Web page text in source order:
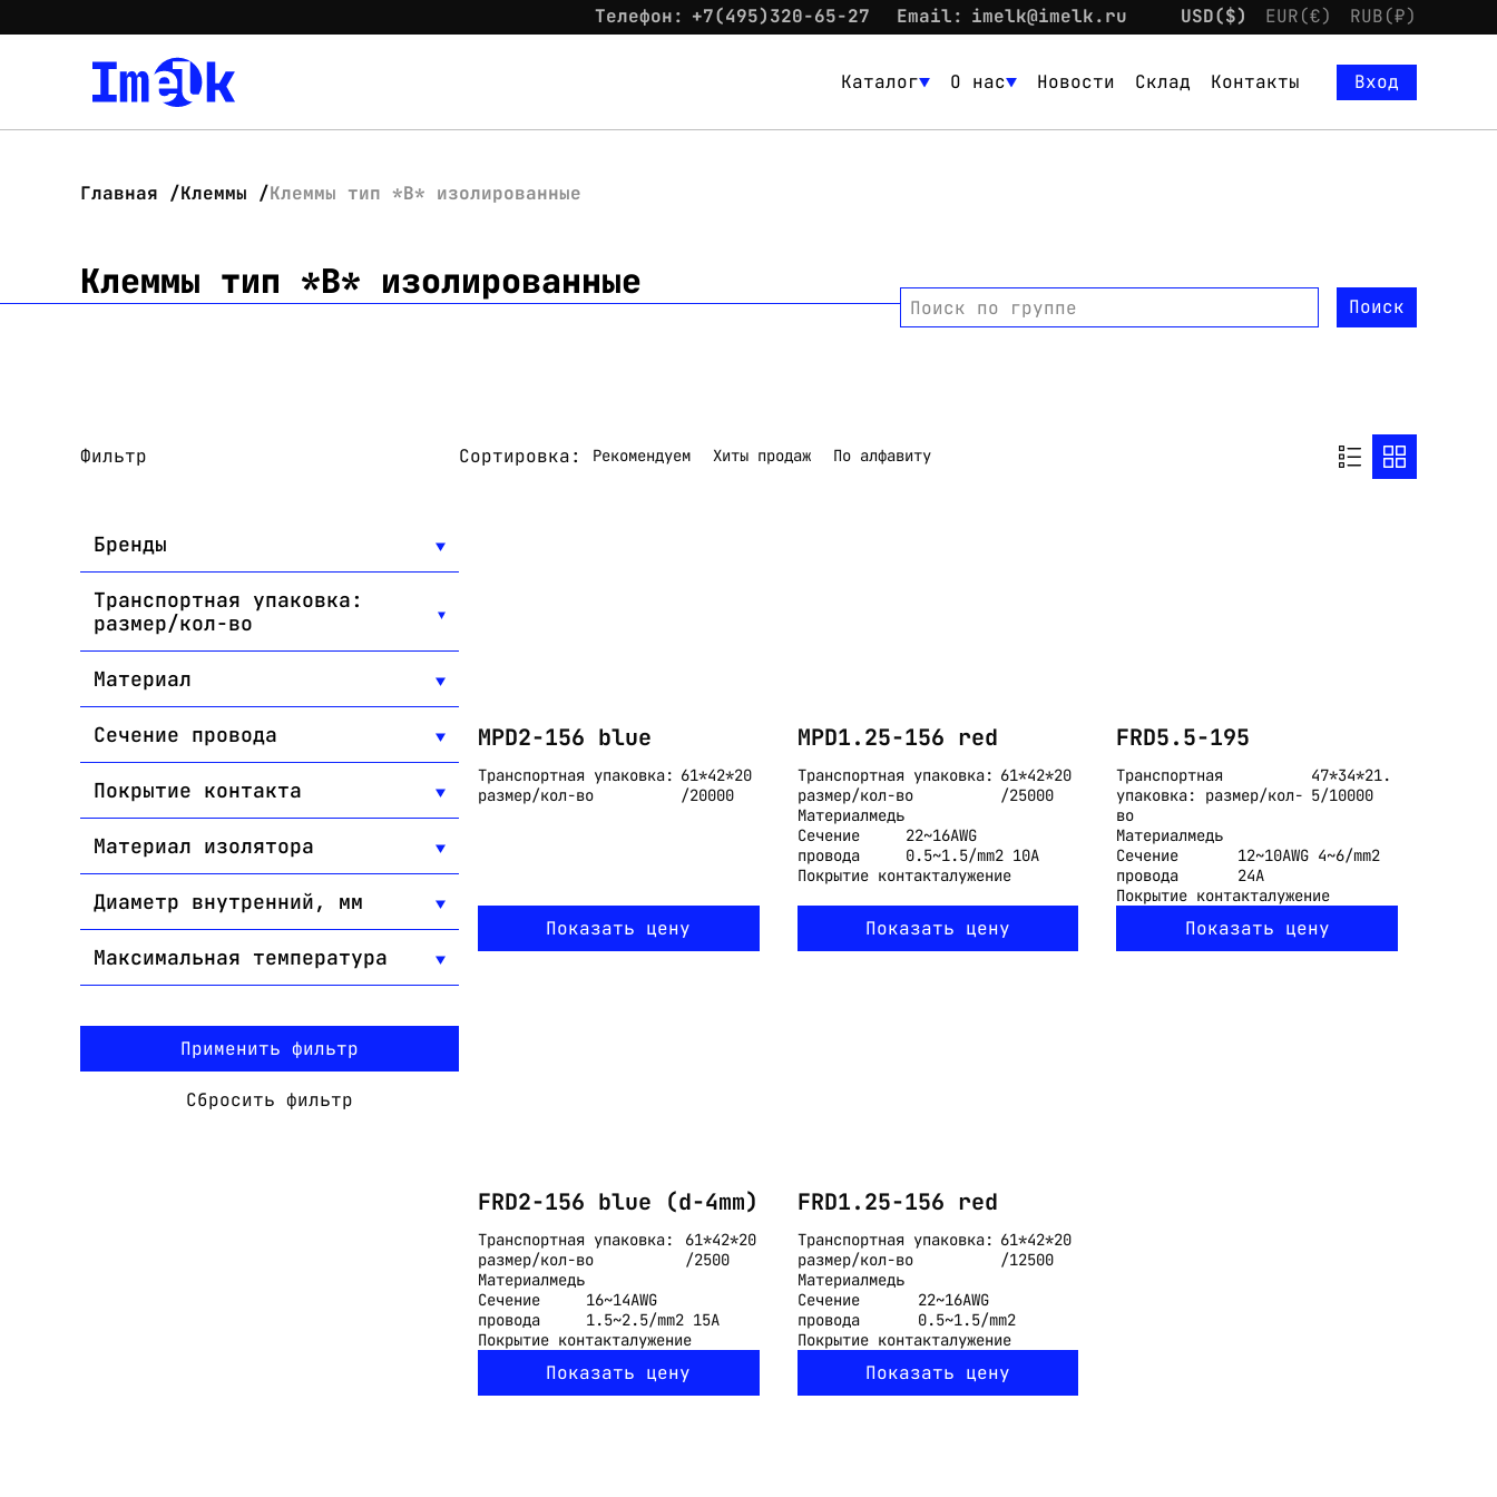
Телефон: +7(495)320-65-27 Email: imelk@imelk.ru USD($) EUR(€) RUB(₽)
Каталог О нас Новости Склад Контакты
Вход
Контакты
Главная Клеммы Клеммы тип *B* изолированные
Клеммы тип *B* изолированные
Поиск по группе Поиск
Фильтр
Бренды
Транспортная упаковка:
размер/кол-во
Материал
Сечение провода
Покрытие контакта
Материал изолятора
Диаметр внутренний, мм
Максимальная температура
Применить фильтр
Сбросить фильтр
Сортировка: Рекомендуем Хиты продаж По алфавиту
MPD2-156 blue
Транспортная упаковка:
размер/кол-во
61*42*20
/20000
Показать цену
MPD1.25-156 red
Транспортная упаковка:
размер/кол-во
61*42*20
/25000
Материалмедь
Сечение
провода
22~16AWG
0.5~1.5/mm2 10A
Покрытие контакталужение
Показать цену
FRD5.5-195
Транспортная
упаковка: размер/кол-
во
47*34*21.
5/10000
Материалмедь
Сечение
провода
12~10AWG 4~6/mm2
24A
Покрытие контакталужение
Показать цену
FRD2-156 blue (d-4mm)
Транспортная упаковка:
размер/кол-во
61*42*20
/2500
Материалмедь
Сечение
провода
16~14AWG
1.5~2.5/mm2 15A
Покрытие контакталужение
Показать цену
FRD1.25-156 red
Транспортная упаковка:
размер/кол-во
61*42*20
/12500
Материалмедь
Сечение
провода
22~16AWG
0.5~1.5/mm2
Покрытие контакталужение
Показать цену